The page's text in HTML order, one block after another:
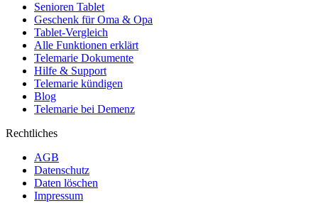
Senioren Tablet
Geschenk für Oma & Opa
Tablet-Vergleich
Alle Funktionen erklärt
Telemarie Dokumente
Hilfe & Support
Telemarie kündigen
Blog
Telemarie bei Demenz
Rechtliches
AGB
Datenschutz
Daten löschen
Impressum